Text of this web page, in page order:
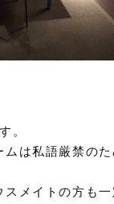
。
ムは私語厳禁の
スメイトの方も